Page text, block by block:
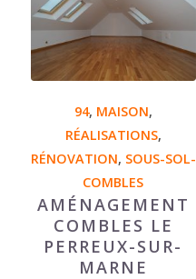
94, MAISON,
RÉALISATIONS,
RÉNOVATION, SOUS-SOL-
COMBLES
AMÉNAGEMENT
COMBLES LE
PERREUX-SUR-
MARNE